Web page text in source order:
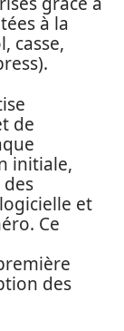
à la
casse,
de
initiale,
et
Ce
des